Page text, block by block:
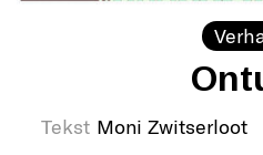
Tekst Moni Zwitserloot